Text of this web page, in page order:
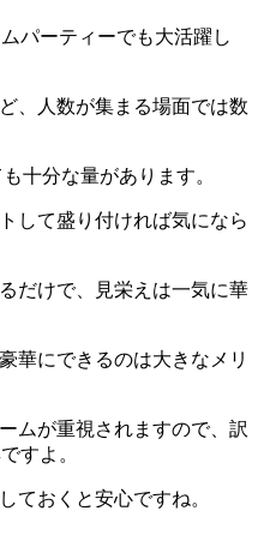
パーティーでも大活躍し
、人数が集まる場面では数
十分な量があります。
して盛り付ければ気になら
だけで、見栄えは一気に華
華にできるのは大きなメリ
ムが重視されますので、訳
すよ。
ておくと安心ですね。